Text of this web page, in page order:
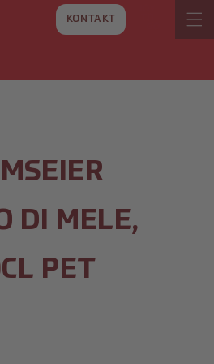
KONTAKT
DI MELE,
PET